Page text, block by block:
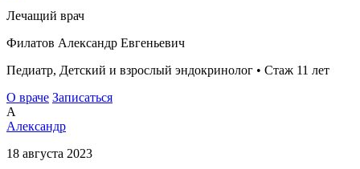
Лечащий врач
Филатов Александр Евгеньевич
Педиатр, Детский и взрослый эндокринолог • Стаж 11 лет
О враче Записаться
А
Александр
18 августа 2023